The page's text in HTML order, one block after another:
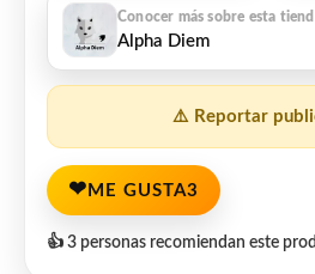
Alpha Diem
⚠️ Reportar
❤ ME GUSTA3
👍 3 personas recomiendan este